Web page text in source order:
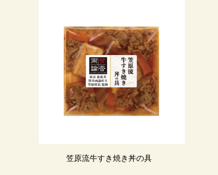
笠原流牛すき焼き丼の具